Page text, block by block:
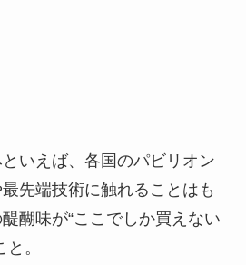
いえば、各国のパビリオン
先端技術に触れることはも
醐味が“ここでしか買えない
。